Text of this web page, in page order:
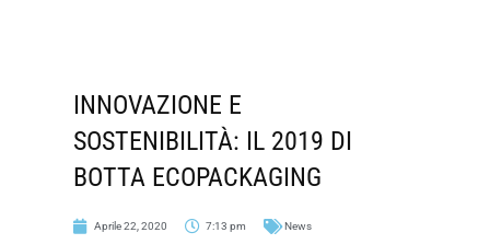
INNOVAZIONE E
SOSTENIBILITÀ: IL 2019 DI
BOTTA ECOPACKAGING
Aprile 22, 2020 7:13 pm News